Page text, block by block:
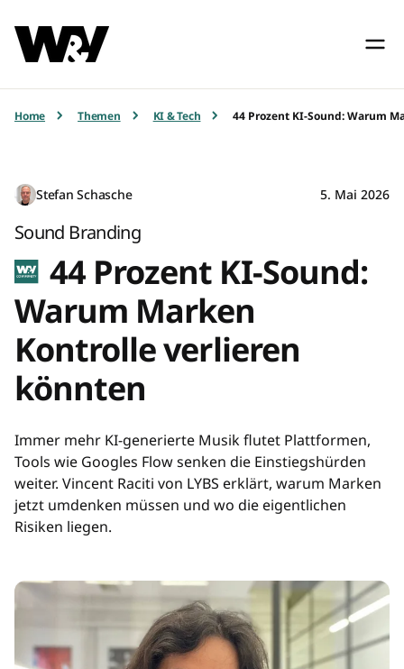
Home Themen KI & Tech 44 Prozent KI-Sound: Warum
Stefan Schasche 5. Mai 2026
Sound Branding
44 Prozent KI-Sound:
Warum Marken
Kontrolle verlieren
könnten
Immer mehr KI-generierte Musik flutet Plattformen,
Tools wie Googles Flow senken die Einstiegshürden
weiter. Vincent Raciti von LYBS erklärt, warum Marken
jetzt umdenken müssen und wo die eigentlichen
Risiken liegen.